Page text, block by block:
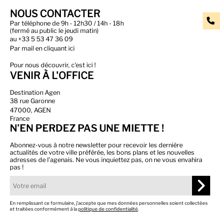
NOUS CONTACTER
Par téléphone de 9h - 12h30 / 14h - 18h
(fermé au public le jeudi matin)
au +33 5 53 47 36 09
Par mail en cliquant ici
Pour nous découvrir, c'est ici !
VENIR À L'OFFICE
Destination Agen
38 rue Garonne
47000, AGEN
France
N’EN PERDEZ PAS UNE MIETTE !
Abonnez-vous à notre newsletter pour recevoir les dernière
actualités de votre ville préférée, les bons plans et les nouvelles
adresses de l’agenais. Ne vous inquiettez pas, on ne vous envahira
pas !
En remplissant ce formulaire, j’accepte que mes données personnelles soient collectées
et traitées conformément à lapolitique de confidentialité